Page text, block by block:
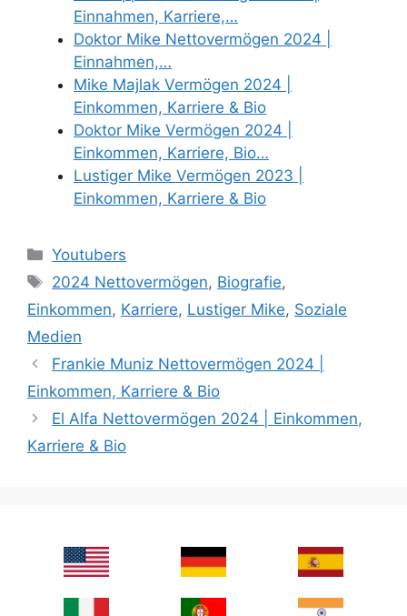
Einnahmen, Karriere,…
Doktor Mike Nettovermögen 2024 |
Einnahmen,…
Mike Majlak Vermögen 2024 |
Einkommen, Karriere & Bio
Doktor Mike Vermögen 2024 |
Einkommen, Karriere, Bio…
Lustiger Mike Vermögen 2023 |
Einkommen, Karriere & Bio
Categories
Youtubers
Tags
2024 Nettovermögen, Biografie,
Einkommen, Karriere, Lustiger Mike, Soziale
Medien
Frankie Muniz Nettovermögen 2024 |
Einkommen, Karriere & Bio
El Alfa Nettovermögen 2024 | Einkommen,
Karriere & Bio